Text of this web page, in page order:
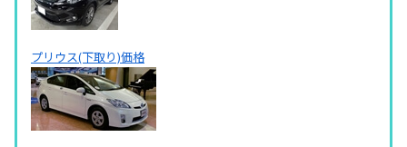
プリウス(下取り)価格